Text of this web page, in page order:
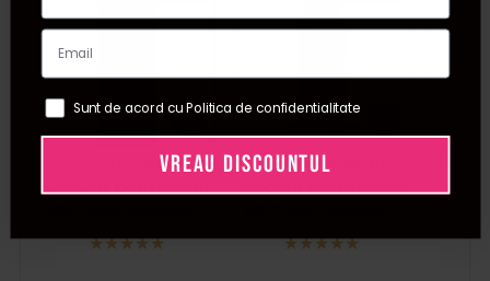
Wella Professionals
Perfect 1000ml
Wella Professionals
Perfect 60ml
Sunt de acord cu Politica de confidentialitate
VREAU DISCOUNTUL